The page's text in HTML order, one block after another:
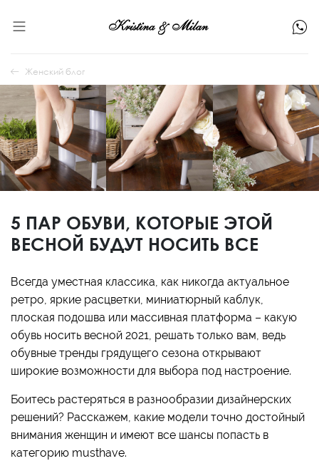
Женский блог
5 ПАР ОБУВИ, КОТОРЫЕ ЭТОЙ
ВЕСНОЙ БУДУТ НОСИТЬ ВСЕ
Всегда уместная классика, как никогда актуальное
ретро, яркие расцветки, миниатюрный каблук,
плоская подошва или массивная платформа – какую
обувь носить весной 2021, решать только вам, ведь
обувные тренды грядущего сезона открывают
широкие возможности для выбора под настроение.
Боитесь растеряться в разнообразии дизайнерских
решений? Расскажем, какие модели точно достойный
внимания женщин и имеют все шансы попасть в
категорию musthave.